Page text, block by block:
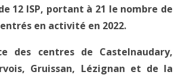
12 ISP, portant à 21 le nombre de
en activité en 2022.
des centres de Castelnaudary,
Gruissan, Lézignan et de la